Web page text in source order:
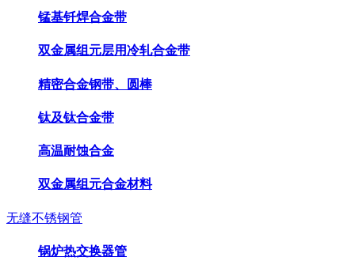
锰基钎焊合金带
双金属组元层用冷轧合金带
精密合金钢带、圆棒
钛及钛合金带
高温耐蚀合金
双金属组元合金材料
无缝不锈钢管
锅炉热交换器管